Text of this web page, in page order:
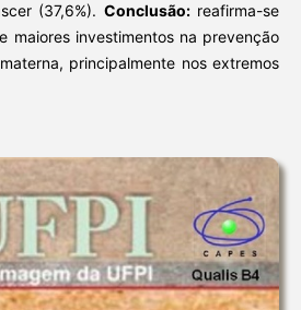
(37,6%). Conclusão:reafirma-se
maiores investimentos na prevenção
principalmente nos extremos